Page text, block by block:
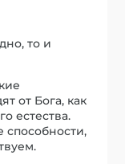
то и
от Бога, как
естества.
способности,